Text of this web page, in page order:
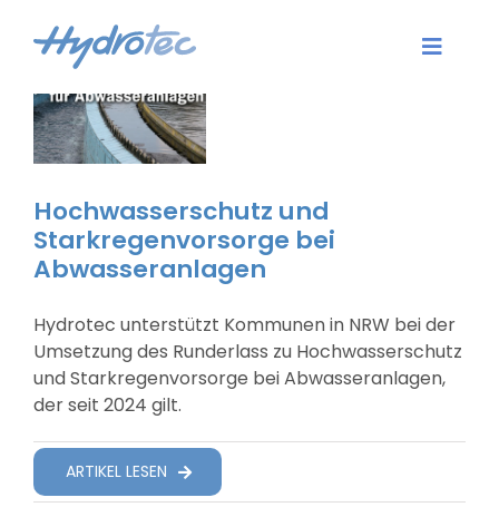
Inhalt
springen
Toggle
Aktuelles
Software
Karriere
Unternehmen
Kontakt
Login
Hochwasserschutz und
Starkregenvorsorge bei
Abwasseranlagen
Hydrotec unterstützt Kommunen in NRW bei der
Umsetzung des Runderlass zu Hochwasserschutz
und Starkregenvorsorge bei Abwasseranlagen,
der seit 2024 gilt.
ARTIKEL LESEN